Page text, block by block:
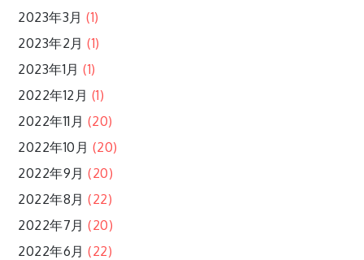
2023年3月 (1)
2023年2月 (1)
2023年1月 (1)
2022年12月 (1)
2022年11月 (20)
2022年10月 (20)
2022年9月 (20)
2022年8月 (22)
2022年7月 (20)
2022年6月 (22)